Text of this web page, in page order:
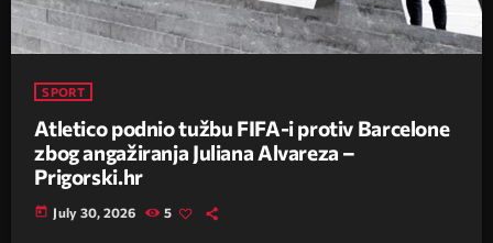
SPORT
Atletico podnio tužbu FIFA-i protiv Barcelone
zbog angažiranja Juliana Alvareza –
Prigorski.hr
today July 30, 2026 5